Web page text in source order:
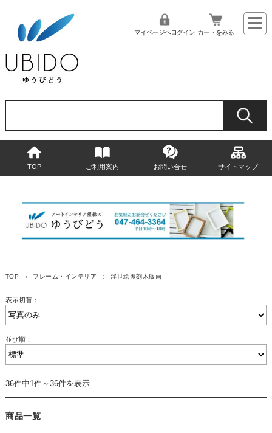
マイページへログイン カートをみる
TOP ご利用案内 お問い合せ サイトマップ
TOP フレーム・インテリア 浮世絵復刻木版画
表示切替：
並び順：
36件中1件～36件を表示
商品一覧